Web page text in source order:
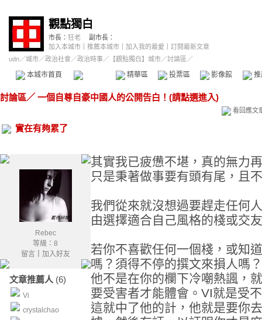
觀點獨白
市長： 狂老
副市長：
加入本城市
推薦本城市 加入我的最愛
訂閱最新文章
udn／城市／政治社會 ／政治時事／ 【觀點獨白】城市／討論區／
本城市首頁 精華區 投票區 影像館
討論區／ 一個自尊自豪中國人的公開告白！(請點選進入)
看回應文
實在有夠累了
Rebec
等級：8
留言｜ 加入好友
文章推薦人 (6)
Vi
crystalchao
其實我已疲憊不堪，真的無力
只是秉著做事要有頭有尾，且
我們從來就沒想過要趕走任何
由選擇適合自己風格的棧或交
若你不喜歡任何一個棧，或知
嗎？須得不停的撰文來損人嗎
他不是在你的欄下冷嘲熱諷，
要受害者才能體會。VI就是受
這就中了他的計，他就是要你